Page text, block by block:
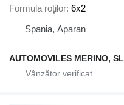
Formula roţilor 6x2
Spania, Aparan
AUTOMOVILES MERINO, SL